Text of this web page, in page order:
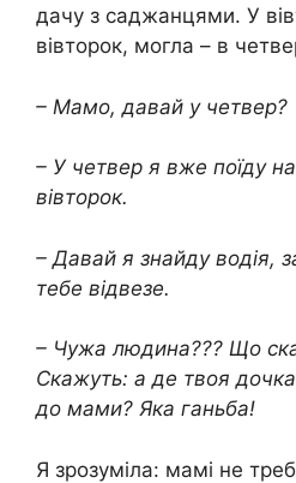
дачу з саджанцями. У
вівторок, могла – в
– Мамо, давай у четвер?
– У четвер я вже поїду
вівторок.
– Давай я знайду водія,
тебе відвезе.
– Чужа людина??? Що
Скажуть: а де твоя
до мами? Яка ганьба!
Я зрозуміла: мамі не